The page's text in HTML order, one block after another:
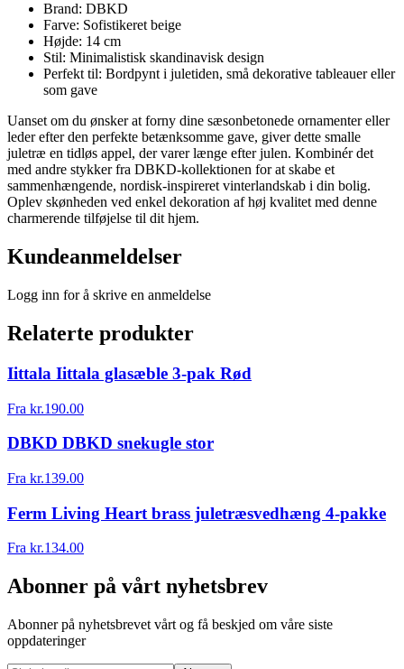
Brand: DBKD
Farve: Sofistikeret beige
Højde: 14 cm
Stil: Minimalistisk skandinavisk design
Perfekt til: Bordpynt i juletiden, små dekorative tableauer eller
som gave
Uanset om du ønsker at forny dine sæsonbetonede ornamenter eller
leder efter den perfekte betænksomme gave, giver dette smalle
juletræ en tidløs appel, der varer længe efter julen. Kombinér det
med andre stykker fra DBKD-kollektionen for at skabe et
sammenhængende, nordisk-inspireret vinterlandskab i din bolig.
Oplev skønheden ved enkel dekoration af høj kvalitet med denne
charmerende tilføjelse til dit hjem.
Kundeanmeldelser
Logg inn for å skrive en anmeldelse
Relaterte produkter
Iittala Iittala glasæble 3-pak Rød
Fra kr.190.00
DBKD DBKD snekugle stor
Fra kr.139.00
Ferm Living Heart brass juletræsvedhæng 4-pakke
Fra kr.134.00
Abonner på vårt nyhetsbrev
Abonner på nyhetsbrevet vårt og få beskjed om våre siste
oppdateringer